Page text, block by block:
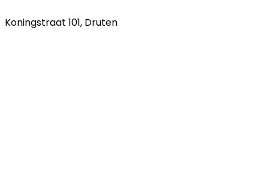
Koningstraat 101, Druten